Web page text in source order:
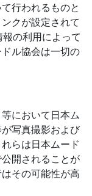
行われるものと
クが設定されて
の利用によって
ル協会は一切の
において日本ム
写真撮影および
らは日本ムード
開されることが
その可能性が高